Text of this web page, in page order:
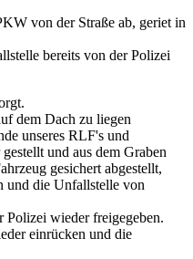
von der Straße ab, geriet in
bereits von der Polizei
dem Dach zu liegen
unseres RLF's und
und aus dem Graben
gesichert abgestellt,
und die Unfallstelle von
Polizei wieder freigegeben.
einrücken und die